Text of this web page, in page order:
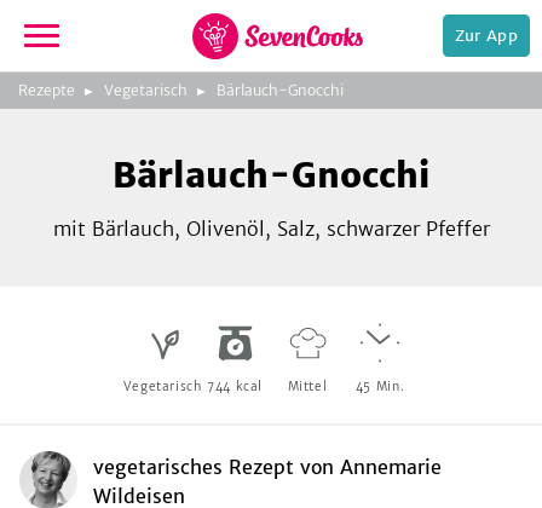
zur
Startseite
Zur App
Rezepte Vegetarisch Bärlauch-Gnocchi
Bärlauch-Gnocchi
mit Bärlauch, Olivenöl, Salz, schwarzer Pfeffer
Vegetarisch 744 kcal Mittel 45 Min.
vegetarisches Rezept von Annemarie
Wildeisen